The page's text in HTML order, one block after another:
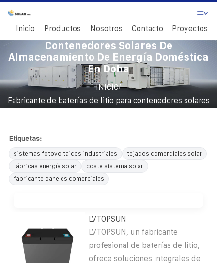
Inicio Productos Nosotros Contacto Proyectos
Fabricante De Baterías De Litio Para
Contenedores Solares De
Almacenamiento De Energía Doméstica
En Doha
INICIO/
Fabricante de baterías de litio para contenedores solares
Etiquetas:
sistemas fotovoltaicos industriales
tejados comerciales solar
fábricas energía solar
coste sistema solar
fabricante paneles comerciales
LVTOPSUN
LVTOPSUN, un fabricante
profesional de baterías de litio,
ofrece soluciones integrales de